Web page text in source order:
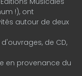
!), ont
autour de deux
de CD,
en provenance du